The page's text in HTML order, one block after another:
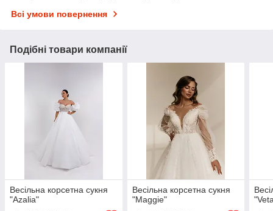
Всі умови повернення
Подібні товари компанії
Весільна корсетна сукня
"Azalia"
Весільна корсетна сукня
"Maggie"